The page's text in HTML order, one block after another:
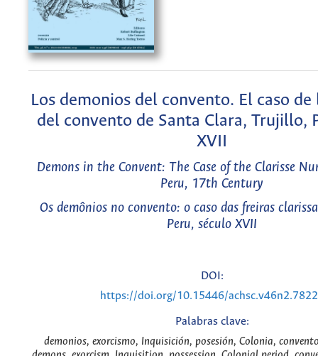
Los demonios del convento. El caso de
del convento de Santa Clara, Trujillo,
XVII
Demons in the Convent: The Case of the Clarisse
Peru, 17th Century
Os demônios no convento: o caso das freiras
Peru, século XVII
DOI:
https://doi.org/10.15446/
Palabras clave:
demonios, exorcismo, Inquisición, posesión, Colonia,